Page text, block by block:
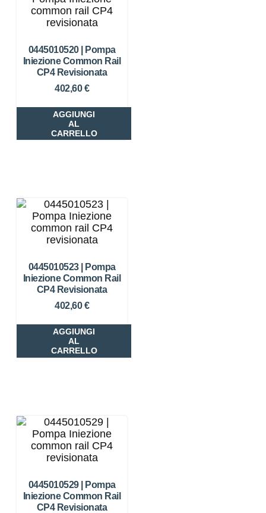
0445010520 | Pompa
Iniezione Common Rail
CP4 Revisionata
402,60€
AGGIUNGI
AL
CARRELLO
0445010523 | Pompa
Iniezione Common Rail
CP4 Revisionata
402,60€
AGGIUNGI
AL
CARRELLO
0445010529 | Pompa
Iniezione Common Rail
CP4 Revisionata